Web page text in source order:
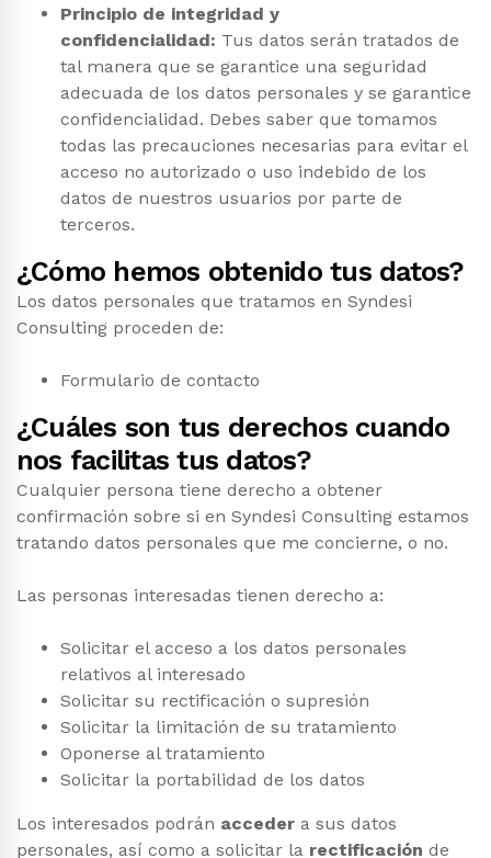
Principio de integridad y
confidencialidad: Tus datos serán tratados de
tal manera que se garantice una seguridad
adecuada de los datos personales y se garantice
confidencialidad. Debes saber que tomamos
todas las precauciones necesarias para evitar el
acceso no autorizado o uso indebido de los
datos de nuestros usuarios por parte de
terceros.
¿Cómo hemos obtenido tus datos?
Los datos personales que tratamos en Syndesi
Consulting proceden de:
Formulario de contacto
¿Cuáles son tus derechos cuando
nos facilitas tus datos?
Cualquier persona tiene derecho a obtener
confirmación sobre si en Syndesi Consulting estamos
tratando datos personales que me concierne, o no.
Las personas interesadas tienen derecho a:
Solicitar el acceso a los datos personales
relativos al interesado
Solicitar su rectificación o supresión
Solicitar la limitación de su tratamiento
Oponerse al tratamiento
Solicitar la portabilidad de los datos
Los interesados podrán acceder a sus datos
personales, así como a solicitar la rectificación de